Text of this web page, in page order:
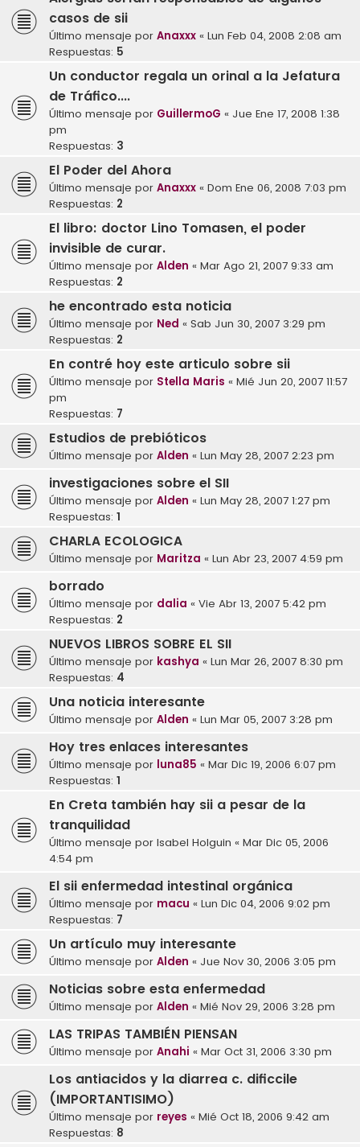
casos de sii
Último mensaje por Anaxxx « Lun Feb 04, 2008 2:08 am
Respuestas: 5
Un conductor regala un orinal a la Jefatura
de Tráfico....
Último mensaje por GuillermoG « Jue Ene 17, 2008 1:38
pm
Respuestas: 3
El Poder del Ahora
Último mensaje por Anaxxx « Dom Ene 06, 2008 7:03 pm
Respuestas: 2
El libro: doctor Lino Tomasen, el poder
invisible de curar.
Último mensaje por Alden « Mar Ago 21, 2007 9:33 am
Respuestas: 2
he encontrado esta noticia
Último mensaje por Ned « Sab Jun 30, 2007 3:29 pm
Respuestas: 2
En contré hoy este articulo sobre sii
Último mensaje por Stella Maris « Mié Jun 20, 2007 11:57
pm
Respuestas: 7
Estudios de prebióticos
Último mensaje por Alden « Lun May 28, 2007 2:23 pm
investigaciones sobre el SII
Último mensaje por Alden « Lun May 28, 2007 1:27 pm
Respuestas: 1
CHARLA ECOLOGICA
Último mensaje por Maritza « Lun Abr 23, 2007 4:59 pm
borrado
Último mensaje por dalia « Vie Abr 13, 2007 5:42 pm
Respuestas: 2
NUEVOS LIBROS SOBRE EL SII
Último mensaje por kashya « Lun Mar 26, 2007 8:30 pm
Respuestas: 4
Una noticia interesante
Último mensaje por Alden « Lun Mar 05, 2007 3:28 pm
Hoy tres enlaces interesantes
Último mensaje por luna85 « Mar Dic 19, 2006 6:07 pm
Respuestas: 1
En Creta también hay sii a pesar de la
tranquilidad
Último mensaje por Isabel Holguin « Mar Dic 05, 2006
4:54 pm
El sii enfermedad intestinal orgánica
Último mensaje por macu « Lun Dic 04, 2006 9:02 pm
Respuestas: 7
Un artículo muy interesante
Último mensaje por Alden « Jue Nov 30, 2006 3:05 pm
Noticias sobre esta enfermedad
Último mensaje por Alden « Mié Nov 29, 2006 3:28 pm
LAS TRIPAS TAMBIÉN PIENSAN
Último mensaje por Anahi « Mar Oct 31, 2006 3:30 pm
Los antiacidos y la diarrea c. dificcile
(IMPORTANTISIMO)
Último mensaje por reyes « Mié Oct 18, 2006 9:42 am
Respuestas: 8